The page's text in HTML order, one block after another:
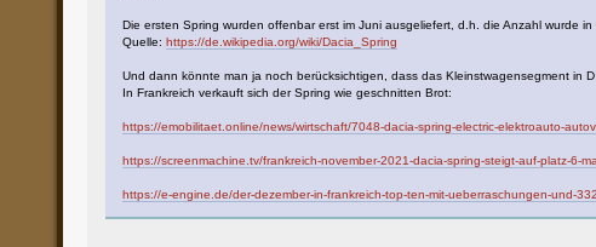
Die ersten Spring wurden offenbar erst im Juni ausgeliefert, d.h. die Anzahl wurde
Quelle: https://de.wikipedia.org/wiki/Dacia_Spring
Und dann könnte man ja noch berücksichtigen, dass das Kleinstwagensegment in
In Frankreich verkauft sich der Spring wie geschnitten Brot:
https://emobilitaet.online/news/wirtschaft/7048-dacia-spring-electric-elektroauto-
https://screenmachine.tv/frankreich-november-2021-dacia-spring-steigt-auf-platz-6-
https://e-engine.de/der-dezember-in-frankreich-top-ten-mit-ueberraschungen-und-